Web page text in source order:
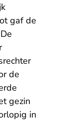
gaf de
de
gezin
in